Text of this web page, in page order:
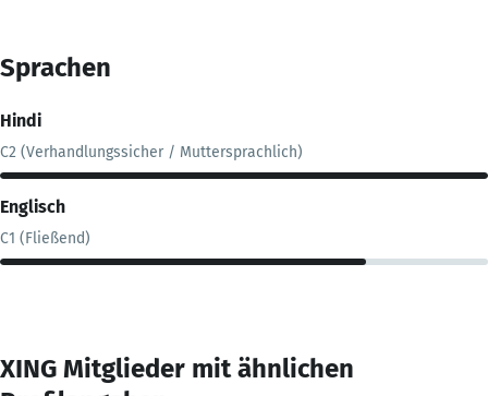
Sprachen
Hindi
C2 (Verhandlungssicher / Muttersprachlich)
Englisch
C1 (Fließend)
XING Mitglieder mit ähnlichen